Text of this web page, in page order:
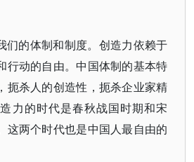
们的体制和制度。创造力依赖于
行动的自由。中国体制的基本特
扼杀人的创造性，扼杀企业家精
力的时代是春秋战国时期和宋
这两个时代也是中国人最自由的